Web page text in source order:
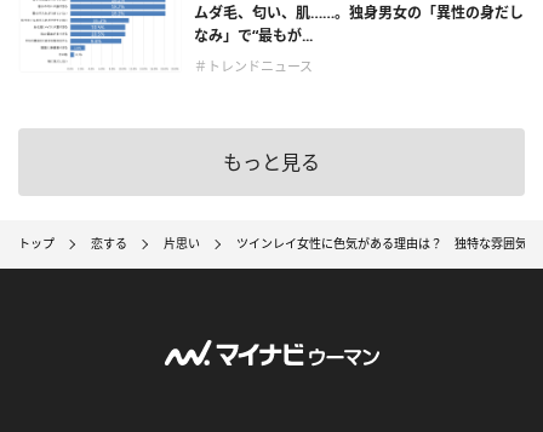
ムダ毛、匂い、肌……。独身男女の「異性の身だし
なみ」で“最もが...
＃トレンドニュース
もっと見る
トップ 恋する 片思い ツインレイ女性に色気がある理由は？ 独特な雰囲気や